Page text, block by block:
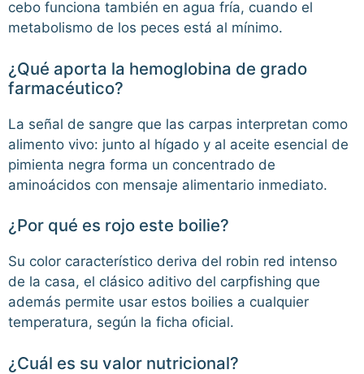
cebo funciona también en agua fría, cuando el
metabolismo de los peces está al mínimo.
¿Qué aporta la hemoglobina de grado
farmacéutico?
La señal de sangre que las carpas interpretan como
alimento vivo: junto al hígado y al aceite esencial de
pimienta negra forma un concentrado de
aminoácidos con mensaje alimentario inmediato.
¿Por qué es rojo este boilie?
Su color característico deriva del robin red intenso
de la casa, el clásico aditivo del carpfishing que
además permite usar estos boilies a cualquier
temperatura, según la ficha oficial.
¿Cuál es su valor nutricional?